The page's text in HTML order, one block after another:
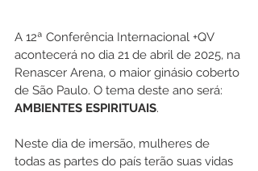
A 12ª Conferência Internacional +QV
acontecerá no dia 21 de abril de 2025, na
Renascer Arena, o maior ginásio coberto
de São Paulo. O tema deste ano será:
AMBIENTES ESPIRITUAIS.
Neste dia de imersão, mulheres de
todas as partes do país terão suas vidas